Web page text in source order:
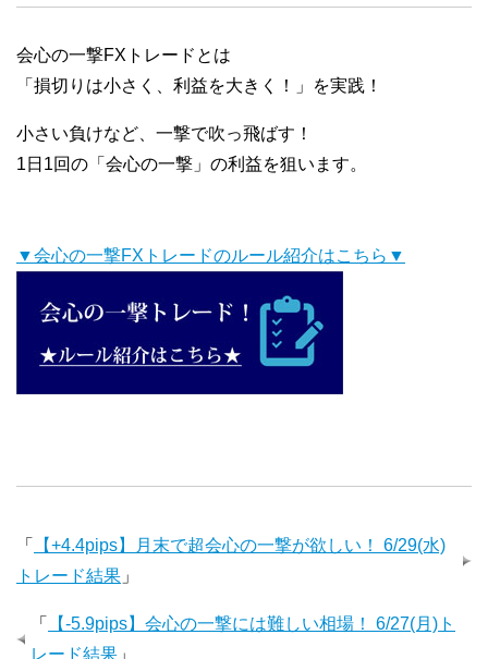
会心の一撃FXトレードとは
「損切りは小さく、利益を大きく！」を実践！
小さい負けなど、一撃で吹っ飛ばす！
1日1回の「会心の一撃」の利益を狙います。
▼会心の一撃FXトレードのルール紹介はこちら▼
「
【+4.4pips】月末で超会心の一撃が欲しい！ 6/29(水)
トレード結果 」
「
【-5.9pips】会心の一撃には難しい相場！ 6/27(月)ト
レード結果 」